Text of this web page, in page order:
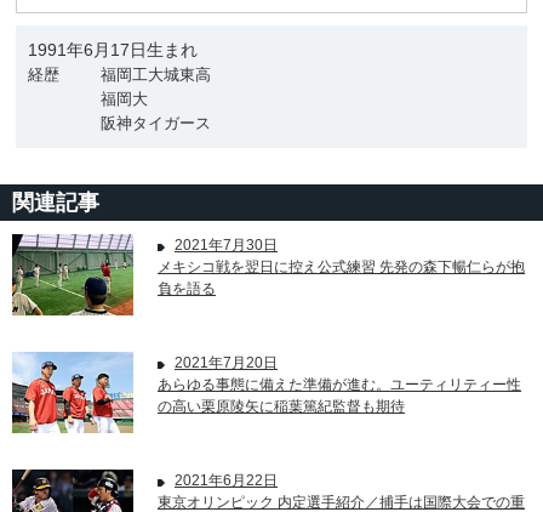
1991年6月17日生まれ
経歴
福岡工大城東高
福岡大
阪神タイガース
関連記事
2021年7月30日
メキシコ戦を翌日に控え公式練習 先発の森下暢仁らが抱
負を語る
2021年7月20日
あらゆる事態に備えた準備が進む。ユーティリティー性
の高い栗原陵矢に稲葉篤紀監督も期待
2021年6月22日
東京オリンピック 内定選手紹介／捕手は国際大会での重